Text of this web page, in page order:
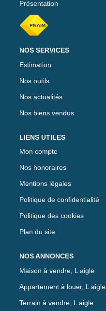
Présentation
NOS SERVICES
Estimation
Nos outils
Nos actualités
Nos biens vendus
LIENS UTILES
Mon compte
Nos honoraires
Mentions légales
Politique de confidentialité
Politique des cookies
Plan du site
NOS ANNONCES
Maison à vendre, L aigle
Appartement à louer, L aigle
Terrain à vendre, L aigle